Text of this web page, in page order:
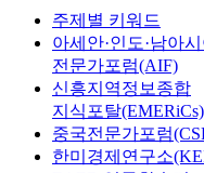
주제별 키워드
아세안·인도·남아
전문가포럼(AIF)
신흥지역정보종합
지식포탈(EMERiCs)
중국전문가포럼
한미경제연구소